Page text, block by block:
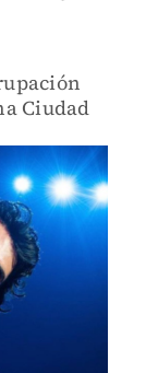
Ciudad